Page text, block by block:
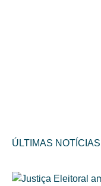
ÚLTIMAS NOTÍCIAS